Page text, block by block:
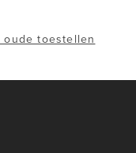
oude toestellen